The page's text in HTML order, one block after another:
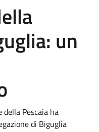
un
Pescaia ha
di Biguglia